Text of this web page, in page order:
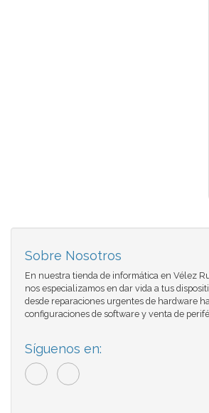
Sobre Nosotros
En nuestra tienda de informática en Vélez
nos especializamos en dar vida a tus
desde reparaciones urgentes de hardware
configuraciones de software y venta de
Síguenos en: